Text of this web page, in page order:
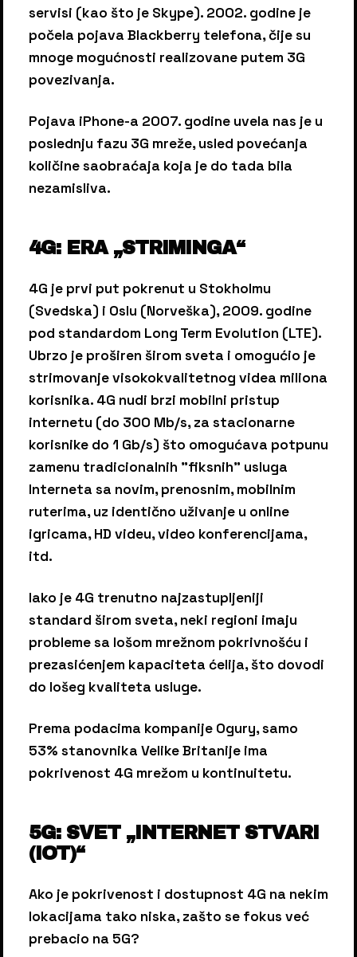
servisi (kao što je Skype). 2002. godine je
počela pojava Blackberry telefona, čije su
mnoge mogućnosti realizovane putem 3G
povezivanja.
Pojava iPhone-a 2007. godine uvela nas je u
poslednju fazu 3G mreže, usled povećanja
količine saobraćaja koja je do tada bila
nezamisliva.
4G: ERA „STRIMINGA“
4G je prvi put pokrenut u Stokholmu
(Svedska) i Oslu (Norveška), 2009. godine
pod standardom Long Term Evolution (LTE).
Ubrzo je proširen širom sveta i omogućio je
strimovanje visokokvalitetnog videa miliona
korisnika. 4G nudi brzi mobilni pristup
internetu (do 300 Mb/s, za stacionarne
korisnike do 1 Gb/s) što omogućava potpunu
zamenu tradicionalnih "fiksnih" usluga
Interneta sa novim, prenosnim, mobilnim
ruterima, uz identično uživanje u online
igricama, HD videu, video konferencijama,
itd.
Iako je 4G trenutno najzastupljeniji
standard širom sveta, neki regioni imaju
probleme sa lošom mrežnom pokrivnošću i
prezasićenjem kapaciteta ćelija, što dovodi
do lošeg kvaliteta usluge.
Prema podacima kompanije Ogury, samo
53% stanovnika Velike Britanije ima
pokrivenost 4G mrežom u kontinuitetu.
5G: SVET „INTERNET STVARI
(IOT)“
Ako je pokrivenost i dostupnost 4G na nekim
lokacijama tako niska, zašto se fokus već
prebacio na 5G?